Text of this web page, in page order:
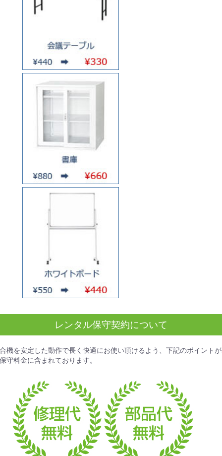
レンタル保守契約について
機を安定した動作で長く快適にお使い頂けるよう、下記のポイントが
守料金に含まれております。